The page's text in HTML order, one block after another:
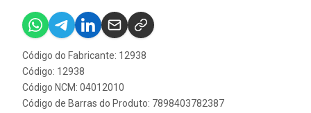
Código do Fabricante: 12938
Código: 12938
Código NCM: 04012010
Código de Barras do Produto: 7898403782387